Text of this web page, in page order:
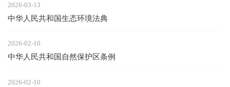
2026-03-13
中华人民共和国生态环境法典
2026-02-10
中华人民共和国自然保护区条例
2026-02-10